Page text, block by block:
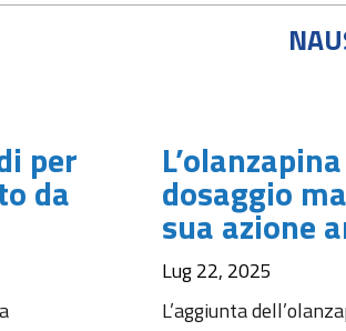
per
da dosaggio
sua azione
Lug 22, 2025
L’aggiunta